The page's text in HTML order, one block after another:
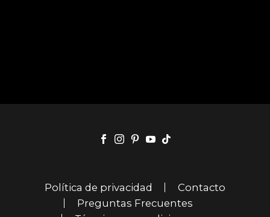
Política de privacidad
Contacto
Preguntas Frecuentes